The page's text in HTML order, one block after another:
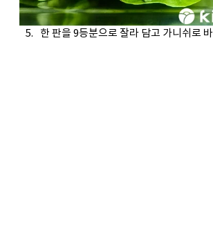
한 판을 9등분으로 잘라 담고 가니쉬로